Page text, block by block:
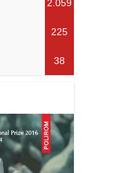
2.059
225
38